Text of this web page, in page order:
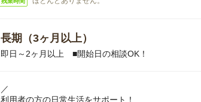
長期（3ヶ月以上）
即日～2ヶ月以上 ■開始日の相談OK！
／
利用者の方の日常生活をサポート！